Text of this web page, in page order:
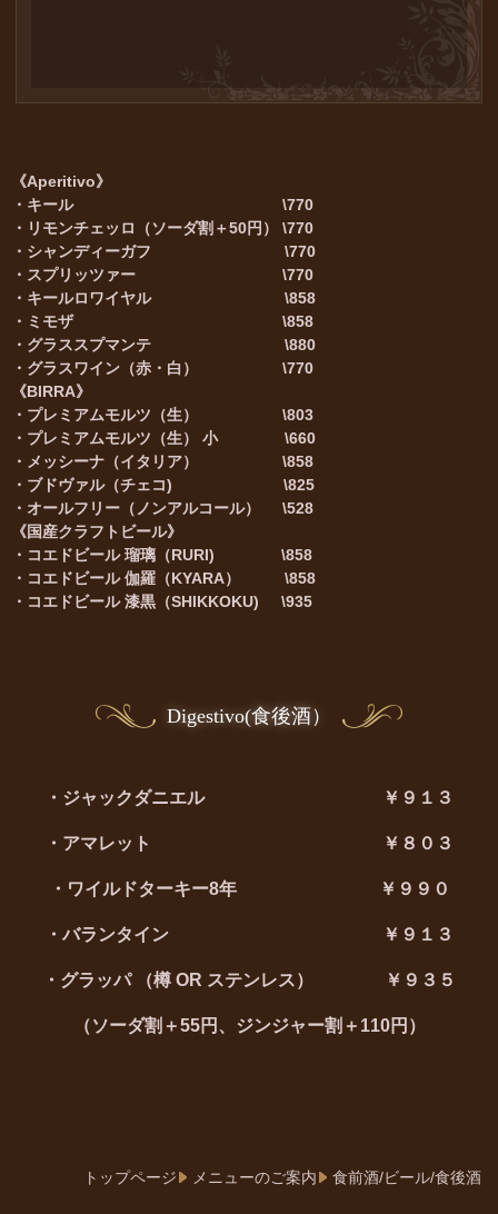
《Aperitivo》
・キール \770
・リモンチェッロ（ソーダ割＋50円） \770
・シャンディーガフ \770
・スプリッツァー \770
・キールロワイヤル \858
・ミモザ \858
・グラススプマンテ \880
・グラスワイン（赤・白） \770
《BIRRA》
・プレミアムモルツ（生） \803
・プレミアムモルツ（生） 小 \660
・メッシーナ（イタリア） \858
・ブドヴァル（チェコ) \825
・オールフリー（ノンアルコール） \528
《国産クラフトビール》
・コエドビール 瑠璃（RURI) \858
・コエドビール 伽羅（KYARA） \858
・コエドビール 漆黒（SHIKKOKU) \935
Digestivo(食後酒）
・ジャックダニエル ￥９１３
・アマレット ￥８０３
・ワイルドターキー8年 ￥９９０
・バランタイン ￥９１３
・グラッパ （樽 OR ステンレス） ￥９３５
（ソーダ割＋55円、ジンジャー割＋110円）
トップページ メニューのご案内 食前酒/ビール/食後酒